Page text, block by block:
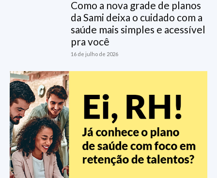
Como a nova grade de planos
da Sami deixa o cuidado com a
saúde mais simples e acessível
pra você
16 de julho de 2026